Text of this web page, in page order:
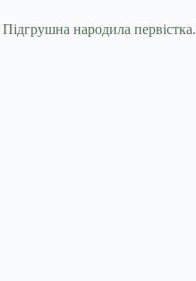
народила первістка.